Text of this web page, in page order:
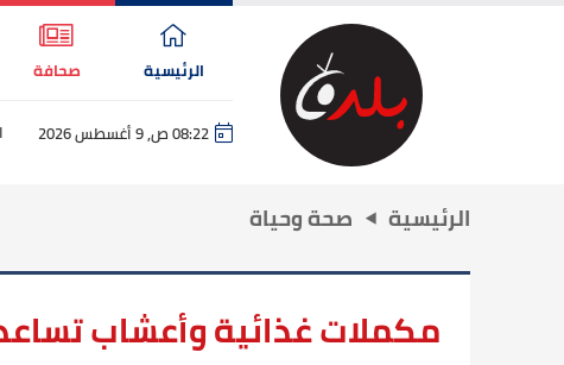
الرئيسية صحافة
08:22 ص, 9 أغسطس 2026
الرئيسية صحة وحياة
مكملات غذائية وأعشاب